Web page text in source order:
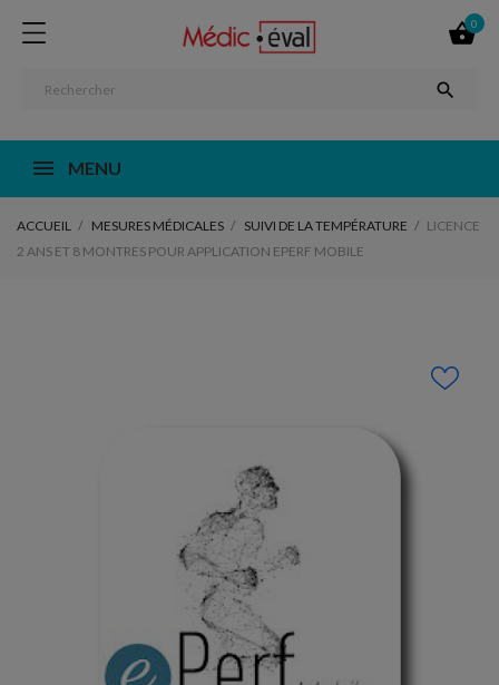

0

MENU
ACCUEIL MESURES MÉDICALES SUIVI DE LA TEMPÉRATURE
LICENCE
2 ANS ET 8 MONTRES POUR APPLICATION EPERF MOBILE